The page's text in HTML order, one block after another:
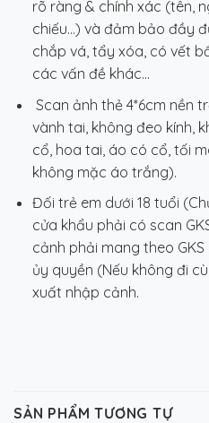
rõ ràng & chính xác (tên,
chiếu…) và đảm bảo đầy
chắp vá, tẩy xóa, có vết
các vấn đề khác…
Scan ảnh thẻ 4*6cm nền
vành tai, không đeo kính,
cổ, hoa tai, áo có cổ, tối
không mặc áo trắng).
Đối trẻ em dưới 18 tuổi
cửa khẩu phải có scan
cảnh phải mang theo
ủy quyền (Nếu không đi
xuất nhập cảnh.
SẢN PHẨM TƯƠNG TỰ